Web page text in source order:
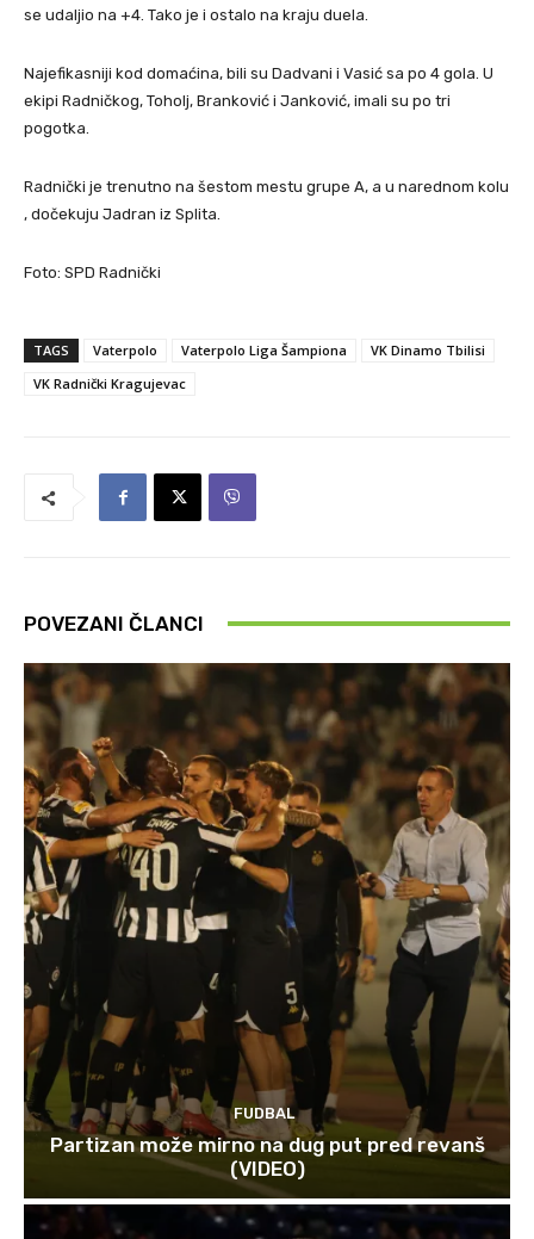
se udaljio na +4. Tako je i ostalo na kraju duela.
Najefikasniji kod domaćina, bili su Dadvani i Vasić sa po 4 gola. U
ekipi Radničkog, Toholj, Branković i Janković, imali su po tri
pogotka.
Radnički je trenutno na šestom mestu grupe A, a u narednom kolu
, dočekuju Jadran iz Splita.
Foto: SPD Radnički
TAGS Vaterpolo Vaterpolo Liga Šampiona
VK Dinamo Tbilisi
VK Radnički Kragujevac
POVEZANI ČLANCI
FUDBAL
Partizan može mirno na dug put pred revanš
(VIDEO)